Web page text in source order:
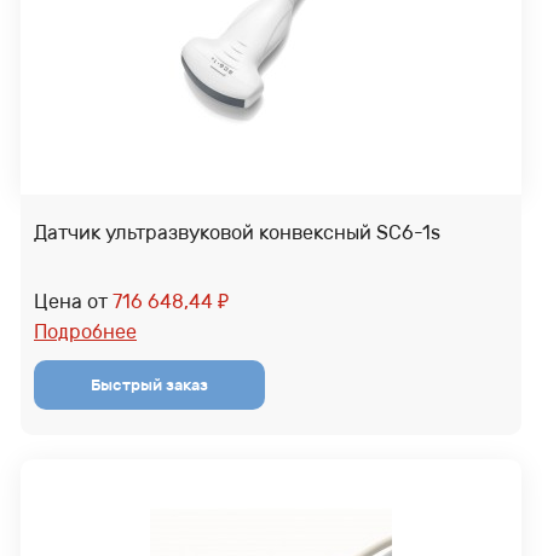
Датчик ультразвуковой конвексный SC6-1s
Цена от 716 648,44 ₽
Подробнее